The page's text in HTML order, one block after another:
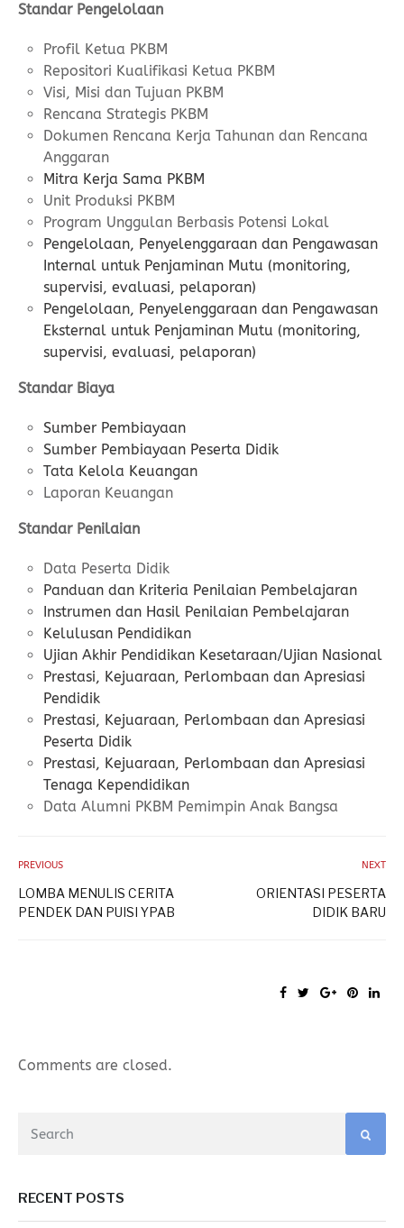
Standar Pengelolaan
Profil Ketua PKBM
Repositori Kualifikasi Ketua PKBM
Visi, Misi dan Tujuan PKBM
Rencana Strategis PKBM
Dokumen Rencana Kerja Tahunan dan Rencana
Anggaran
Mitra Kerja Sama PKBM
Unit Produksi PKBM
Program Unggulan Berbasis Potensi Lokal
Pengelolaan, Penyelenggaraan dan Pengawasan
Internal untuk Penjaminan Mutu (monitoring,
supervisi, evaluasi, pelaporan)
Pengelolaan, Penyelenggaraan dan Pengawasan
Eksternal untuk Penjaminan Mutu (monitoring,
supervisi, evaluasi, pelaporan)
Standar Biaya
Sumber Pembiayaan
Sumber Pembiayaan Peserta Didik
Tata Kelola Keuangan
Laporan Keuangan
Standar Penilaian
Data Peserta Didik
Panduan dan Kriteria Penilaian Pembelajaran
Instrumen dan Hasil Penilaian Pembelajaran
Kelulusan Pendidikan
Ujian Akhir Pendidikan Kesetaraan/Ujian Nasional
Prestasi, Kejuaraan, Perlombaan dan Apresiasi
Pendidik
Prestasi, Kejuaraan, Perlombaan dan Apresiasi
Peserta Didik
Prestasi, Kejuaraan, Perlombaan dan Apresiasi
Tenaga Kependidikan
Data Alumni PKBM Pemimpin Anak Bangsa
PREVIOUS
LOMBA MENULIS CERITA
PENDEK DAN PUISI YPAB
NEXT
ORIENTASI PESERTA
DIDIK BARU
Comments are closed.
RECENT POSTS